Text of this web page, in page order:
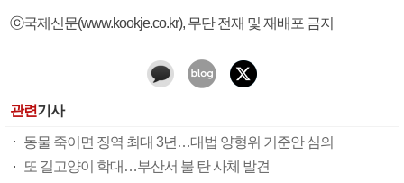
ⓒ국제신문(www.kookje.co.kr), 무단 전재 및 재배포 금지
관련기사
동물 죽이면 징역 최대 3년…대법 양형위 기준안 심의
또 길고양이 학대…부산서 불 탄 사체 발견